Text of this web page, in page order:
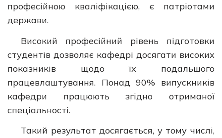
професійною кваліфікацією, є патріотами
держави.
Високий професійний рівень підготовки
студентів дозволяє кафедрі досягати високих
показників щодо їх подальшого
працевлаштування. Понад 90% випускників
кафедри працюють згідно отриманої
спеціальності.
Такий результат досягається, у тому числі,